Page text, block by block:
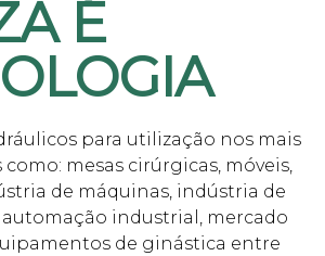
É
para utilização nos mais
como: mesas cirúrgicas, móveis,
de máquinas, indústria de
automação industrial, mercado
de ginástica entre